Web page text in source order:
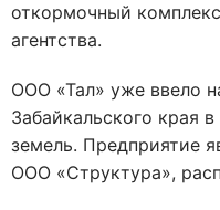
откормочный
агентства.
ООО «Тал» уже ввело
Забайкальского края
земель. Предприятие
ООО «Структура»,